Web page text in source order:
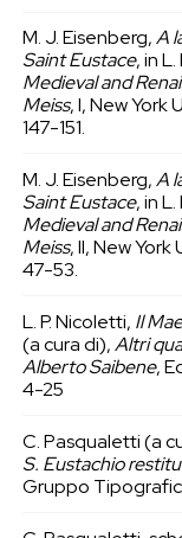
M. J. Eisenberg,A
Saint Eustace, in
Medieval and
Meiss, I, New York
147-151.
M. J. Eisenberg,A
Saint Eustace, in
Medieval and
Meiss, II, New York
47-53.
L. P. Nicoletti, Il
(a cura di),Altri
Alberto Saibene,
4-25
C. Pasqualetti (a
S. Eustachio
Gruppo